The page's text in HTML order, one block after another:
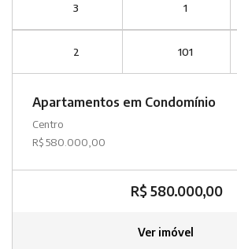
3 1
2 101
Apartamentos em Condomínio
Centro
R$ 580.000,00
R$ 580.000,00
Ver imóvel